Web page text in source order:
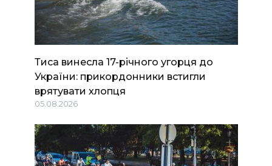
Тиса винесла 17-річного угорця до
України: прикордонники встигли
врятувати хлопця
05.08.2026